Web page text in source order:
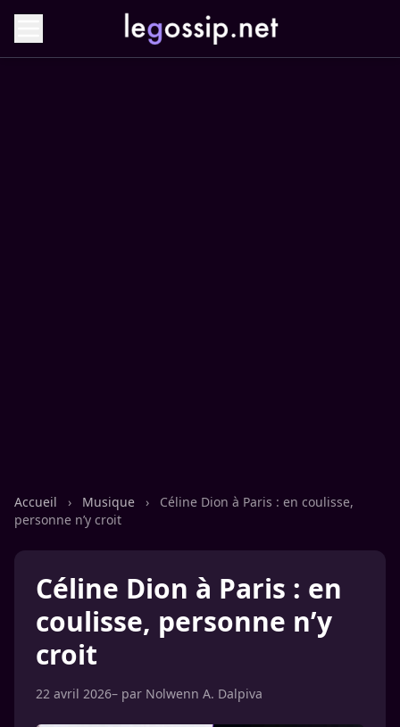
Accueil › Musique ›
Céline Dion à Paris : en coulisse,
personne n’y croit
Céline Dion à Paris : en
coulisse, personne n’y
croit
22 avril 2026– par Nolwenn A. Dalpiva